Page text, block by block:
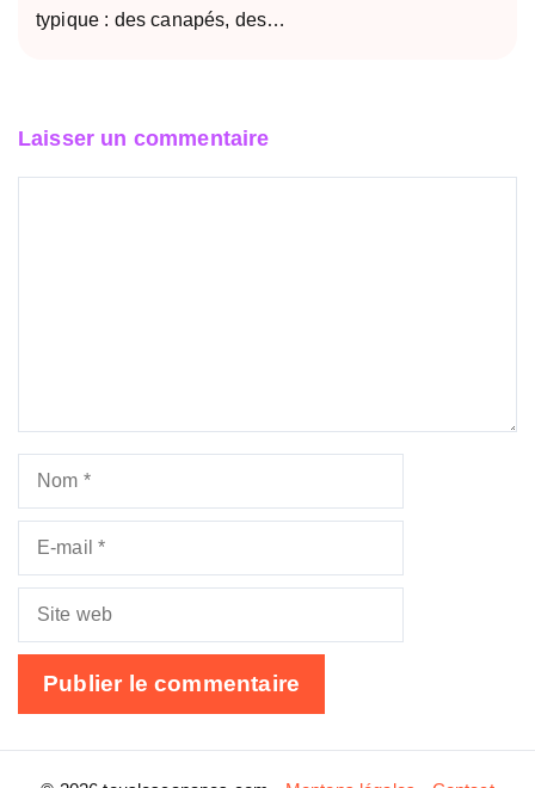
typique : des canapés, des…
Laisser un commentaire
Nom
Site